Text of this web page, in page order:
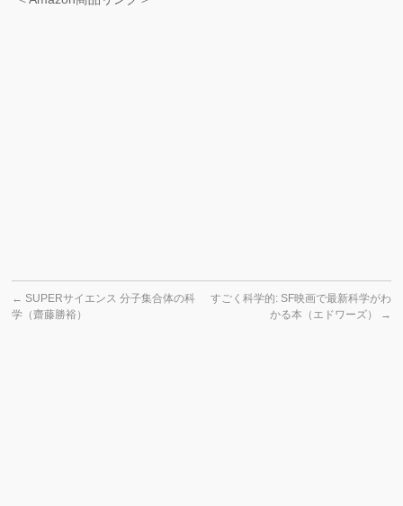
← SUPERサイエンス 分子集合体の科
学（齋藤勝裕）
すごく科学的: SF映画で最新科学がわ
かる本（エドワーズ）
→